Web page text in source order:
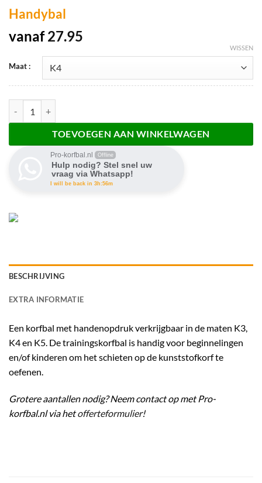
Handybal
vanaf27.95
Maat :
WISSEN
TOEVOEGEN AAN WINKELWAGEN
Pro-korfbal.nl Offline
Hulp nodig? Stel snel uw
vraag via Whatsapp!
I will be back in 3h:56m
BESCHRIJVING
EXTRA INFORMATIE
Een korfbal met handenopdruk verkrijgbaar in de maten K3,
K4 en K5. De trainingskorfbal is handig voor beginnelingen
en/of kinderen om het schieten op de kunststofkorf te
oefenen.
Grotere aantallen nodig? Neem contact op met Pro-
korfbal.nl via hetofferteformulier!